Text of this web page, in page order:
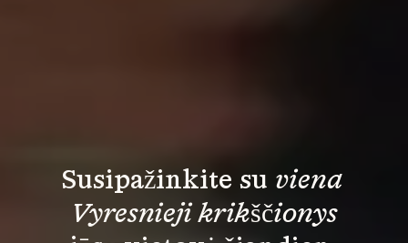
Susipažinkite su viena
Vyresnieji krikščionys